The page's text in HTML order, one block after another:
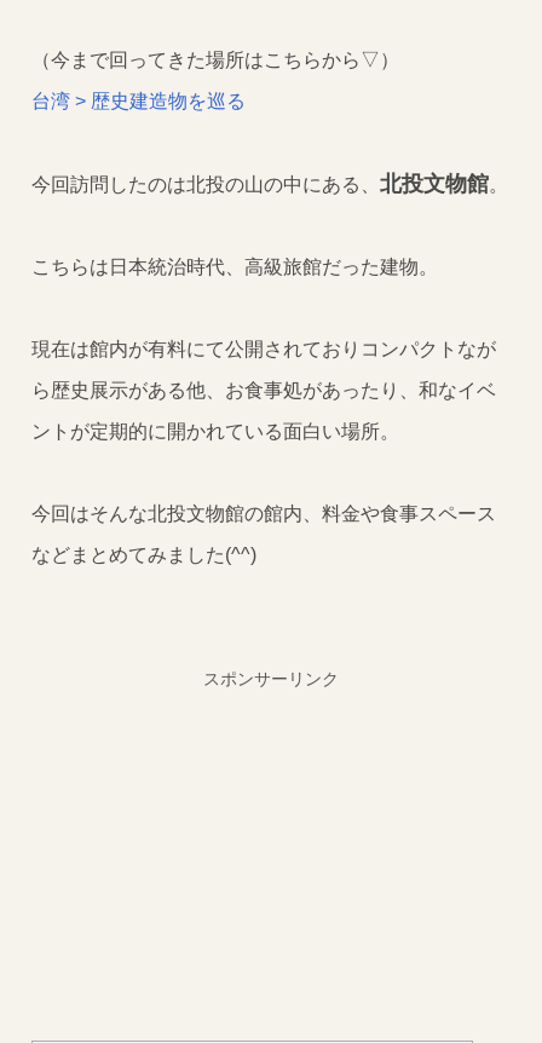
（今まで回ってきた場所はこちらから▽）
台湾 > 歴史建造物を巡る
今回訪問したのは北投の山の中にある、北投文物館。
こちらは日本統治時代、高級旅館だった建物。
現在は館内が有料にて公開されておりコンパクトなが
ら歴史展示がある他、お食事処があったり、和なイベ
ントが定期的に開かれている面白い場所。
今回はそんな北投文物館の館内、料金や食事スペース
などまとめてみました(^^)
スポンサーリンク